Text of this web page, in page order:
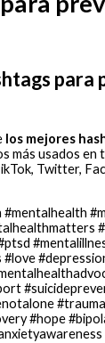
para
los mejores
más usados en
Twitter,
#love
#trauma
#hope